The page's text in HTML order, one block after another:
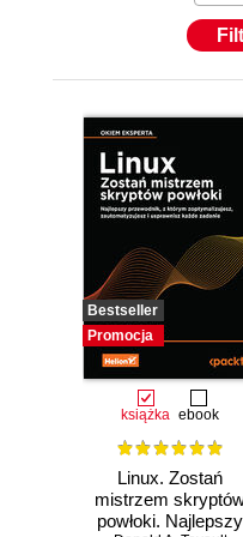
Bestseller
Promocja
książka ebook
Linux. Zostań
mistrzem
powłoki. Najlepszy